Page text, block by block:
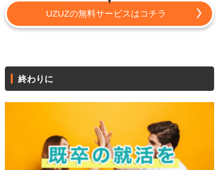
UZUZの無料サービスはコチラ
終わりに